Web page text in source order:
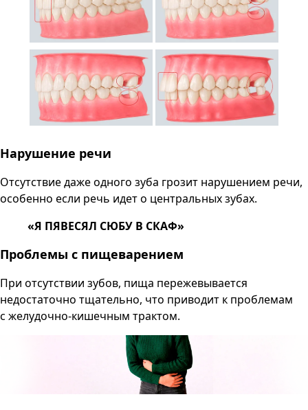
Нарушение речи
Отсутствие даже одного зуба грозит нарушением речи,
особенно если речь идет о центральных зубах.
«Я ПЯВЕСЯЛ СЮБУ В СКАФ»
Проблемы с пищеварением
При отсутствии зубов, пища пережевывается
недостаточно тщательно, что приводит к проблемам
с желудочно-кишечным трактом.